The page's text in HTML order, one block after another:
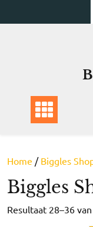
naar
Home / Biggles
Biggles
Resultaat 28–36